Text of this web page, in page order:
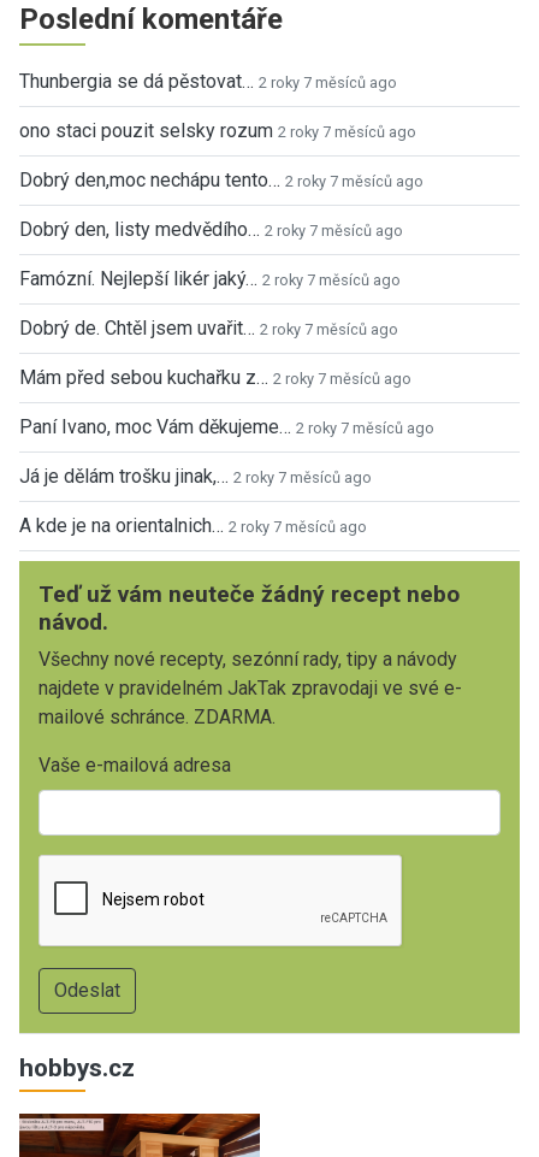
Poslední komentáře
Thunbergia se dá pěstovat… 2 roky 7 měsíců ago
ono staci pouzit selsky rozum 2 roky 7 měsíců ago
Dobrý den,moc nechápu tento… 2 roky 7 měsíců ago
Dobrý den, listy medvědího… 2 roky 7 měsíců ago
Famózní. Nejlepší likér jaký… 2 roky 7 měsíců ago
Dobrý de. Chtěl jsem uvařit… 2 roky 7 měsíců ago
Mám před sebou kuchařku z… 2 roky 7 měsíců ago
Paní Ivano, moc Vám děkujeme… 2 roky 7 měsíců ago
Já je dělám trošku jinak,… 2 roky 7 měsíců ago
A kde je na orientalnich… 2 roky 7 měsíců ago
Teď už vám neuteče žádný recept nebo
návod.
Všechny nové recepty, sezónní rady, tipy a návody
najdete v pravidelném JakTak zpravodaji ve své e-
mailové schránce. ZDARMA.
Vaše e-mailová adresa
hobbys.cz